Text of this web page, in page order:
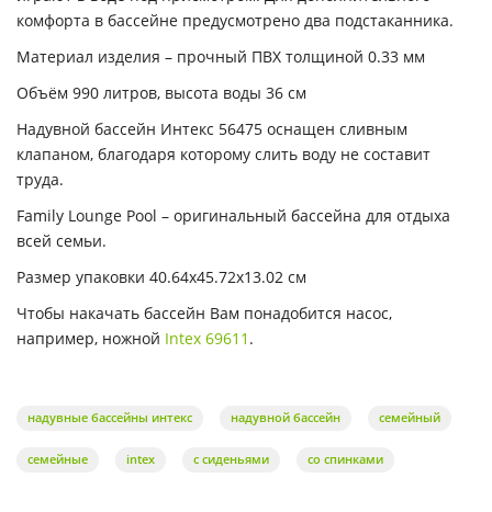
комфорта в бассейне предусмотрено два подстаканника.
Материал изделия – прочный ПВХ толщиной 0.33 мм
Объём 990 литров, высота воды 36 см
Надувной бассейн Интекс 56475 оснащен сливным
клапаном, благодаря которому слить воду не составит
труда.
Family Lounge Pool – оригинальный бассейна для отдыха
всей семьи.
Размер упаковки 40.64х45.72х13.02 см
Чтобы накачать бассейн Вам понадобится насос,
например, ножной Intex 69611 .
надувные бассейны интекс надувной бассейн семейный
семейные intex с сиденьями со спинками